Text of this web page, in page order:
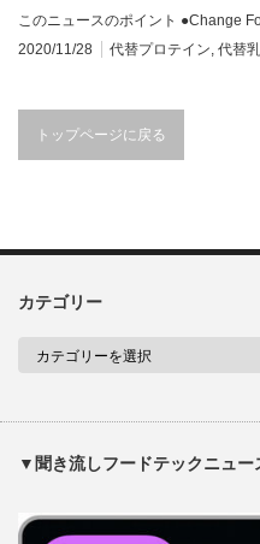
このニュースのポイント ●Change
2020/11/28
代替プロテイン 代替
トップページに戻る
カテゴリー
▼聞き流しフードテックニュ